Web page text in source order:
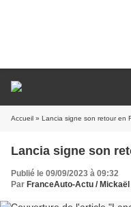
Accueil » Lancia signe son retour en
Lancia signe son
Publié le 09/09/2023 à 09:32
Par FranceAuto-Actu / Mickaël